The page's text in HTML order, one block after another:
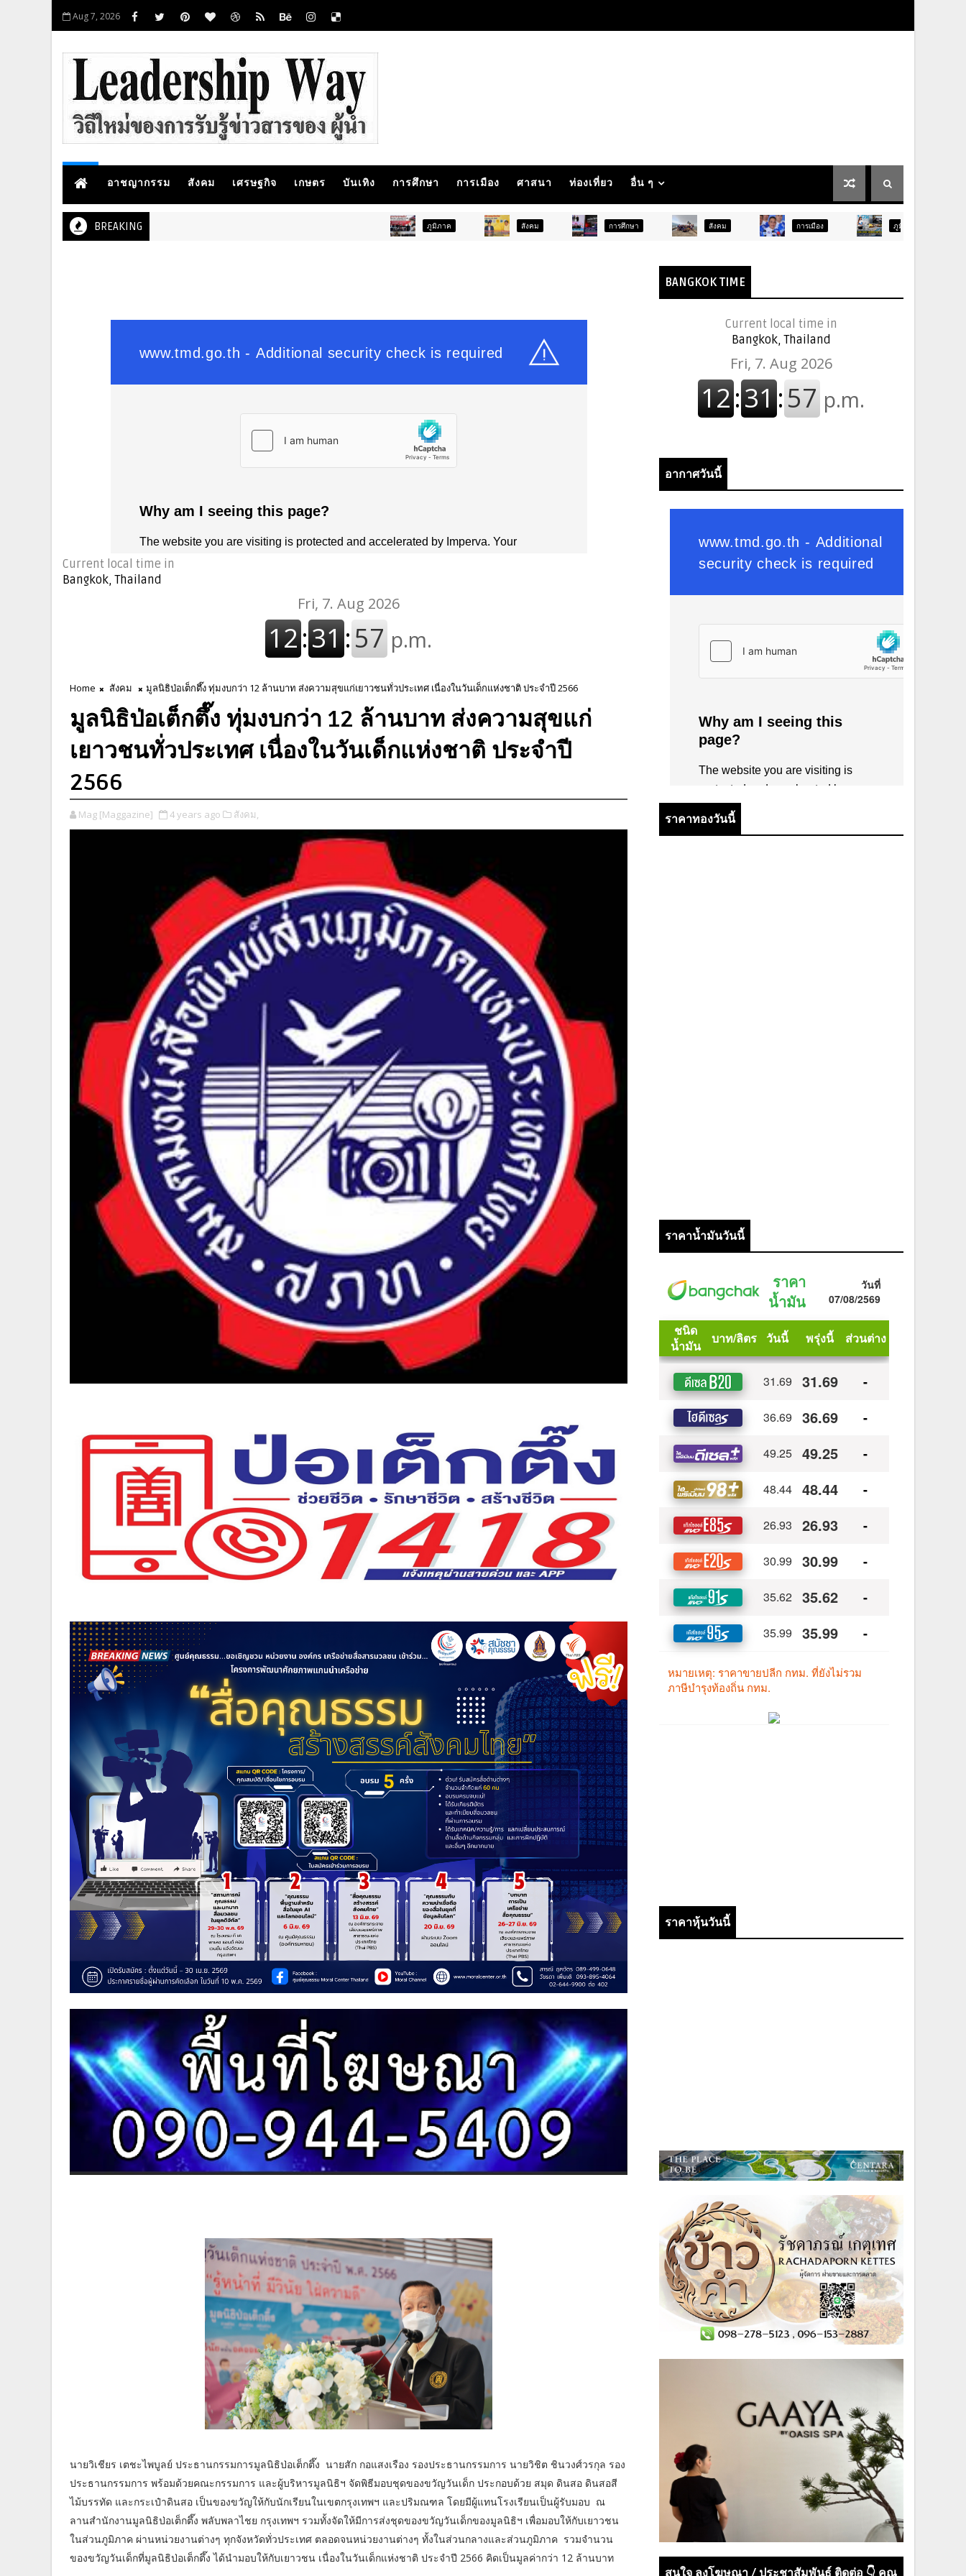
Aug 7, 2026
อาชญากรรม สังคม เศรษฐกิจ เกษตร บันเทิง การศึกษา การเมือง ศาสนา ท่องเที่ยว อื่น ๆ
BREAKING การศึกษา การเมือง
Current local time in
Bangkok, Thailand
Home สังคม มูลนิธิป่อเต็กตึ๊ง ทุ่มงบกว่า 12 ล้านบาท ส่งความสุขแก่เยาวชนทั่วประเทศ เนื่องในวันเด็กแห่งชาติ ประจำปี 2566
มูลนิธิป่อเต็กตึ๊ง ทุ่มงบกว่า 12 ล้านบาท ส่งความสุขแก่
เยาวชนทั่วประเทศ เนื่องในวันเด็กแห่งชาติ ประจำปี
2566
Mag [Maggazine] 4 years ago สังคม,
นายวิเชียร เตชะไพบูลย์ ประธานกรรมการมูลนิธิป่อเต็กตึ๊ง นายสัก กอแสงเรือง รองประธานกรรมการ นายวิชิต ชินวงศ์วรกุล รอง
ประธานกรรมการ พร้อมด้วยคณะกรรมการ และผู้บริหารมูลนิธิฯ จัดพิธีมอบชุดของขวัญวันเด็ก ประกอบด้วย สมุด ดินสอ ดินสอสี
ไม้บรรทัด และกระเป๋าดินสอ เป็นของขวัญให้กับนักเรียนในเขตกรุงเทพฯ และปริมณฑล โดยมีผู้แทนโรงเรียนเป็นผู้รับมอบ ณ
ลานสำนักงานมูลนิธิป่อเต็กตึ๊ง พลับพลาไชย กรุงเทพฯ รวมทั้งจัดให้มีการส่งชุดของขวัญวันเด็กของมูลนิธิฯ เพื่อมอบให้กับเยาวชน
ในส่วนภูมิภาค ผ่านหน่วยงานต่างๆ ทุกจังหวัดทั่วประเทศ ตลอดจนหน่วยงานต่างๆ ทั้งในส่วนกลางและส่วนภูมิภาค รวมจำนวน
ของขวัญวันเด็กที่มูลนิธิป่อเต็กตึ๊ง ได้นำมอบให้กับเยาวชน เนื่องในวันเด็กแห่งชาติ ประจำปี 2566 คิดเป็นมูลค่ากว่า 12 ล้านบาท
BANGKOK TIME
Current local time in
Bangkok, Thailand
อากาศวันนี้
ราคาทองวันนี้
ราคาน้ำมันวันนี้
ราคาหุ้นวันนี้
สนใจ ลงโฆษณา / ประชาสัมพันธ์ ติดต่อ 👇 คุณ